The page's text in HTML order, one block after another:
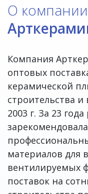
О компании
Компания
оптовых
керамической
строительства и
2003 г. За 23
материалов для
вентилируемых
поставок на